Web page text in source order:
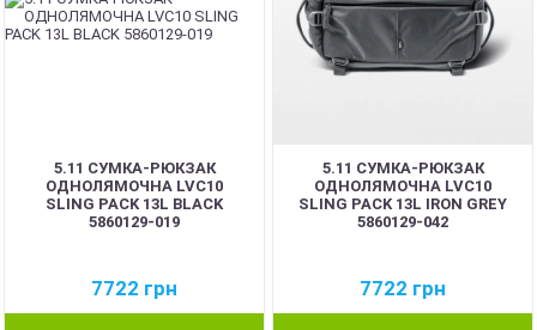
5.11 СУМКА-РЮКЗАК
ОДНОЛЯМОЧНА LVC10
SLING PACK 13L BLACK
5860129-019
7722 грн
5.11 СУМКА-РЮКЗАК
ОДНОЛЯМОЧНА LVC10
SLING PACK 13L IRON GREY
5860129-042
7722 грн